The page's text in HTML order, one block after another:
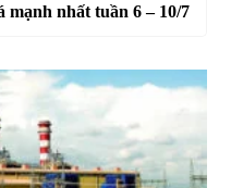
mạnh nhất tuần 6 – 10/7